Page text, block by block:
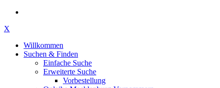
X
Willkommen
Suchen & Finden
Einfache Suche
Erweiterte Suche
Vorbestellung